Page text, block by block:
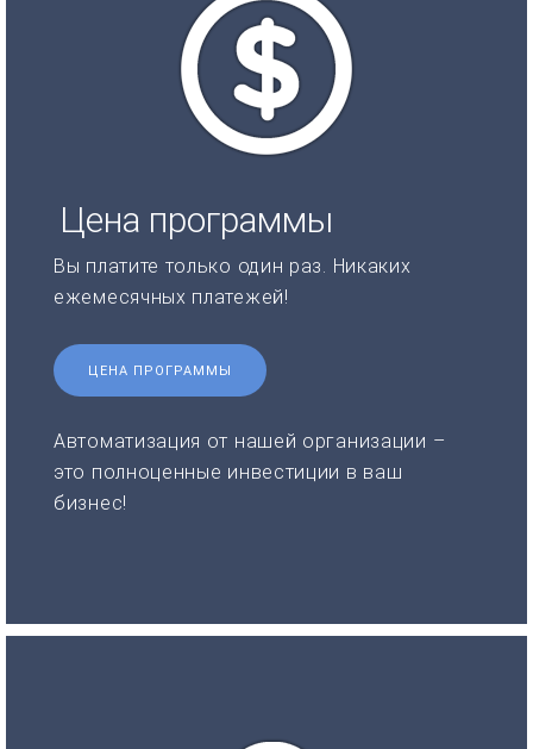
Цена программы
Вы платите только один раз. Никаких
ежемесячных платежей!
ЦЕНА ПРОГРАММЫ
Автоматизация от нашей организации –
это полноценные инвестиции в ваш
бизнес!